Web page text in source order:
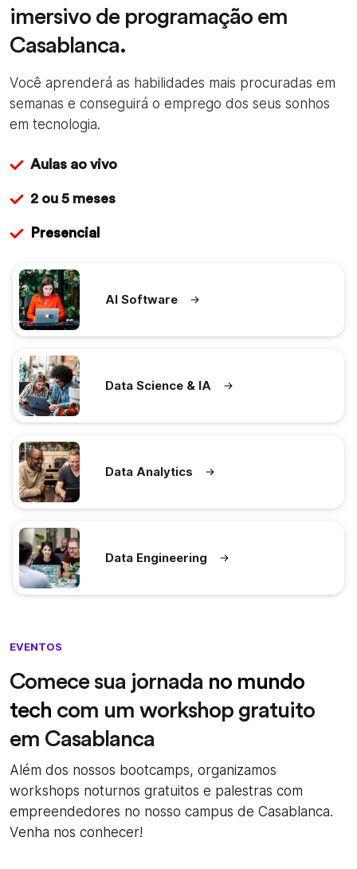
imersivo de programação em
Casablanca.
Você aprenderá as habilidades mais procuradas em
semanas e conseguirá o emprego dos seus sonhos
em tecnologia.
Aulas ao vivo
2 ou 5 meses
Presencial
AI Software
Data Science & IA
Data Analytics
Data Engineering
EVENTOS
Comece sua jornada no mundo
tech com um workshop gratuito
em Casablanca
Além dos nossos bootcamps, organizamos
workshops noturnos gratuitos e palestras com
empreendedores no nosso campus de Casablanca.
Venha nos conhecer!